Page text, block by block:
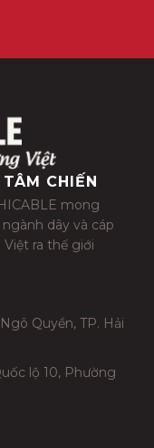
CHIẾN
mong
dây và cáp
ra thế giới
Quyền, TP. Hải
lộ 10, Phường